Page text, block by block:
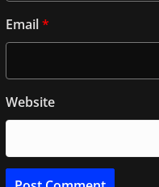
Email*
Website